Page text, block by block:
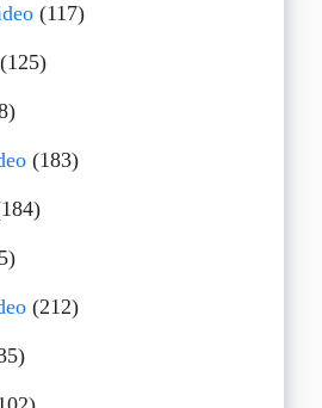
(117)
(183)
(212)